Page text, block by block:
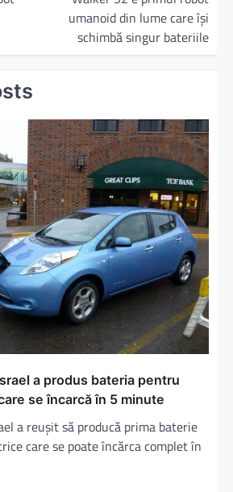
umanoid din lume care își
schimbă singur bateriile
a produs bateria pentru
se încarcă în 5 minute
a reușit să producă prima baterie
care se poate încărca complet în